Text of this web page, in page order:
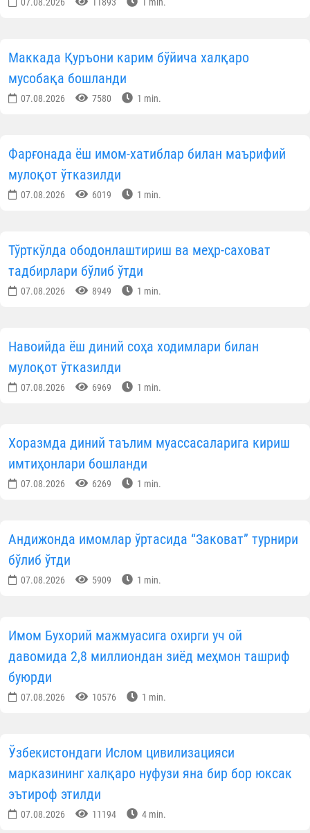
Маккада Қуръони карим бўйича халқаро
мусобақа бошланди
07.08.2026 7580 1 min.
Фарғонада ёш имом-хатиблар билан маърифий
мулоқот ўтказилди
07.08.2026 6019 1 min.
Тўрткўлда ободонлаштириш ва меҳр-саховат
тадбирлари бўлиб ўтди
07.08.2026 8949 1 min.
Навоийда ёш диний соҳа ходимлари билан
мулоқот ўтказилди
07.08.2026 6969 1 min.
Хоразмда диний таълим муассасаларига кириш
имтиҳонлари бошланди
07.08.2026 6269 1 min.
Андижонда имомлар ўртасида “Заковат” турнири
бўлиб ўтди
07.08.2026 5909 1 min.
Имом Бухорий мажмуасига охирги уч ой
давомида 2,8 миллиондан зиёд меҳмон ташриф
буюрди
07.08.2026 10576 1 min.
Ўзбекистондаги Ислом цивилизацияси
марказининг халқаро нуфузи яна бир бор юксак
эътироф этилди
07.08.2026 11194 4 min.